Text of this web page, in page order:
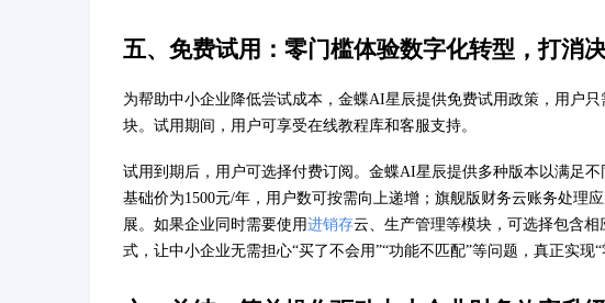
五、免费试用：零门槛体验数字化转型，打消
为帮助中小企业降低尝试成本，金蝶AI星辰提供免费试用政策，用户
块。试用期间，用户可享受在线教程库和客服支持。
试用到期后，用户可选择付费订阅。金蝶AI星辰提供多种版本以满足
基础价为1500元/年，用户数可按需向上递增；旗舰版财务云账务处理
展。如果企业同时需要使用进销存云、生产管理等模块，可选择包含
式，让中小企业无需担心“买了不会用”“功能不匹配”等问题，真正实现“